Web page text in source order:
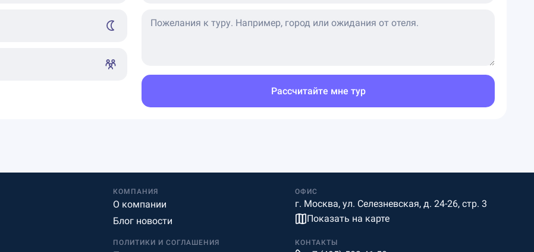
Рассчитайте мне тур
КОМПАНИЯ
О компании
Блог новости
ОФИС
г. Москва, ул. Селезневская, д. 24-26, стр. 3
Показать на карте
ПОЛИТИКИ И СОГЛАШЕНИЯ КОНТАКТЫ